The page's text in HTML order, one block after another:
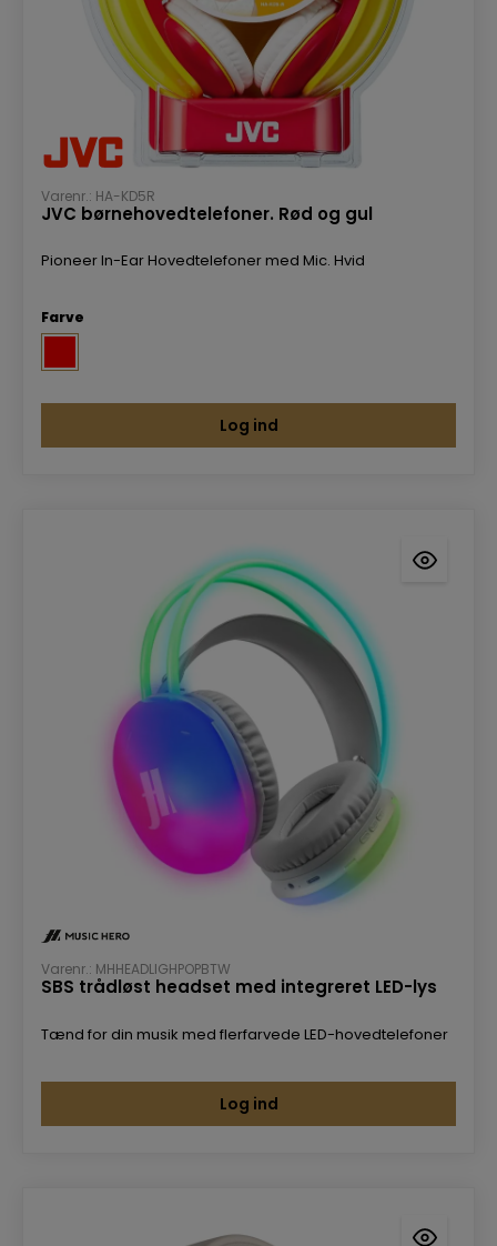
Farve
Varenr.: HA-KD5R
JVC børnehovedtelefoner. Rød og gul
Pioneer In-Ear Hovedtelefoner med Mic. Hvid
Log ind
Varenr.: MHHEADLIGHPOPBTW
SBS trådløst headset med integreret LED-lys
Tænd for din musik med flerfarvede LED-hovedtelefoner
Log ind